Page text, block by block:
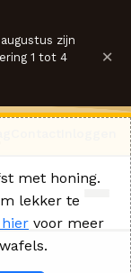
zijn
1 tot 4
×
met honing.
lekker te
voor meer